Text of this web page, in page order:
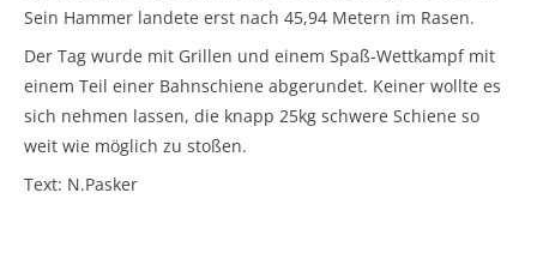
Sein Hammer landete erst nach 45,94 Metern im Rasen.
Der Tag wurde mit Grillen und einem Spaß-Wettkampf mit
einem Teil einer Bahnschiene abgerundet. Keiner wollte es
sich nehmen lassen, die knapp 25kg schwere Schiene so
weit wie möglich zu stoßen.
Text: N.Pasker